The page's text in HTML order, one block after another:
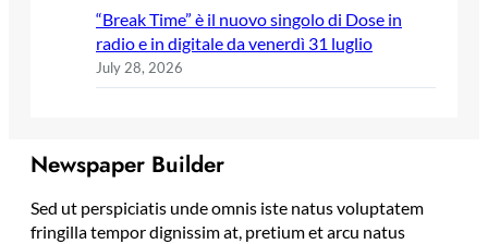
“Break Time” è il nuovo singolo di Dose in
radio e in digitale da venerdì 31 luglio
July 28, 2026
Newspaper Builder
Sed ut perspiciatis unde omnis iste natus voluptatem
fringilla tempor dignissim at, pretium et arcu natus